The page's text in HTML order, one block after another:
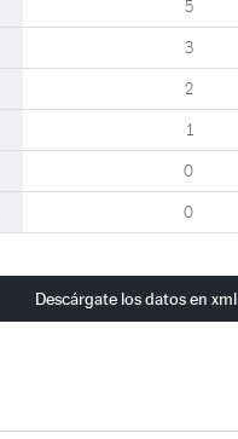
5
3
2
1
0
0
Descárgate los datos en xml